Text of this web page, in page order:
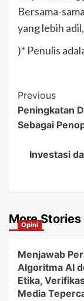
Bersama-
yang lebih
)* Penulis
Post
Previous
Peningkatan
Sebagai
Investasi
More Stories
Opini
Menjawab
Algoritma AI
Etika,
Media